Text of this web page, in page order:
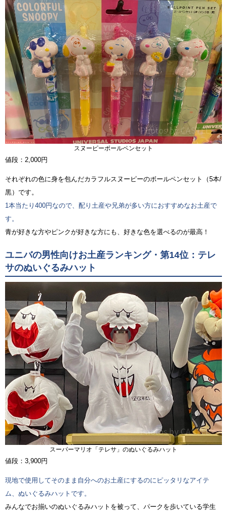
スヌーピーボールペンセット
値段：2,000円
それぞれの色に身を包んだカラフルスヌーピーのボールペンセット（5本/
黒）です。
1本当たり400円なので、配り土産や兄弟が多い方におすすめなお土産で
す。
青が好きな方やピンクが好きな方にも、好きな色を選べるのが最高！
ユニバの男性向けお土産ランキング・第14位：テレ
サのぬいぐるみハット
スーパーマリオ「テレサ」のぬいぐるみハット
値段：3,900円
現地で使用してそのまま自分へのお土産にするのにピッタリなアイテ
ム、ぬいぐるみハットです。
みんなでお揃いのぬいぐるみハットを被って、パークを歩いている学生